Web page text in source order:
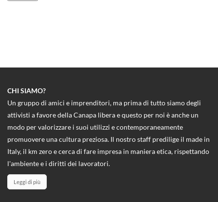
CHI SIAMO?
Un gruppo di amici e imprenditori, ma prima di tutto siamo degli
attivisti a favore della Canapa libera e questo per noi è anche un
modo per valorizzare i suoi utilizzi e contemporaneamente
promuovere una cultura preziosa. Il nostro staff predilige il made in
Italy, il km zero e cerca di fare impresa in maniera etica, rispettando
l'ambiente e i diritti dei lavoratori.
Leggi di più